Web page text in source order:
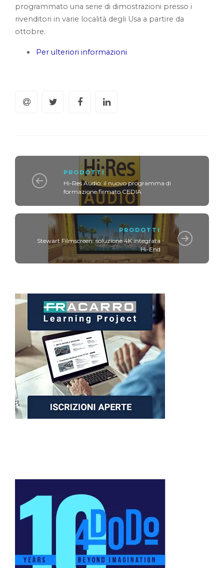
programmato una serie di dimostrazioni presso i
rivenditori in varie località degli Usa a partire da
ottobre.
Per ulteriori informazioni
PRODOTTI
Hi-Res Audio: il nuovo programma di
formazione firmato CEDIA
PRODOTTI
Stewart Filmscreen: soluzione 4K integrata
Hi-End